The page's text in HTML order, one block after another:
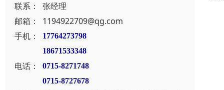
联系：
张经理
邮箱：
1194922709@qg.com
手机：
17764273798
18671533348
电话：
0715-8271748
0715-8727678